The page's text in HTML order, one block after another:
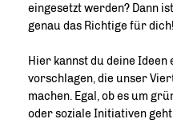
eingesetzt werden? Dann
genau das Richtige für
Hier kannst du deine
vorschlagen, die unser
machen. Egal, ob es um
oder soziale Initiativen